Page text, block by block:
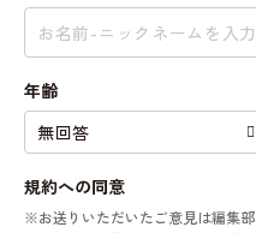
年齢
規約への同意
※お送りいただいたご意見は編集